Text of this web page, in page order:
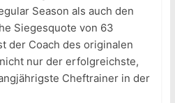
Season als auch den
Siegesquote von 63
der Coach des originalen
nicht nur der erfolgreichste,
Cheftrainer in der